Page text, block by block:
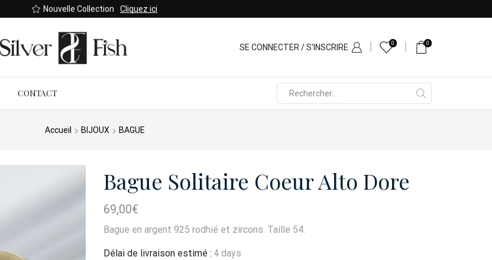
Nouvelle Collection Cliquez ici
SE CONNECTER / S'INSCRIRE 0 0
CONTACT
input
Accueil BIJOUX BAGUE
Bague Solitaire Coeur Alto Dore
69,00€
Bague en argent 925 rodhié et zircons. Taille 54.
Délai de livraison estimé : 4 days